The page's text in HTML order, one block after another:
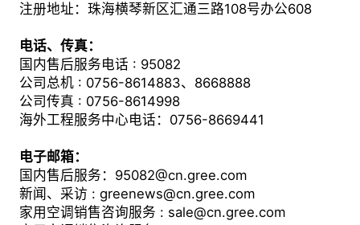
注册地址：珠海横琴新区汇通三路108号办公608
电话、传真：
国内售后服务电话 : 95082
公司总机 : 0756-8614883、8668888
公司传真 : 0756-8614998
海外工程服务中心电话：0756-8669441
电子邮箱：
国内售后服务：95082@cn.gree.com
新闻、采访 : greenews@cn.gree.com
家用空调销售咨询服务 : sale@cn.gree.com